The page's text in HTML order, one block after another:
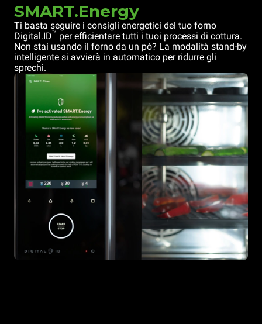
SMART.Energy
Ti basta seguire i consigli energetici del tuo forno
Digital.ID™ per efficientare tutti i tuoi processi di cottura.
Non stai usando il forno da un pó? La modalità stand-by
intelligente si avvierà in automatico per ridurre gli
sprechi.